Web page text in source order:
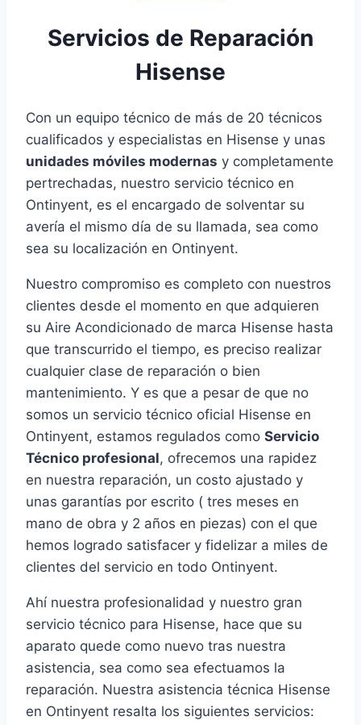
Servicios de Reparación
Hisense
Con un equipo técnico de más de 20 técnicos
cualificados y especialistas en Hisense y unas
unidades móviles modernas y completamente
pertrechadas, nuestro servicio técnico en
Ontinyent, es el encargado de solventar su
avería el mismo día de su llamada, sea como
sea su localización en Ontinyent.
Nuestro compromiso es completo con nuestros
clientes desde el momento en que adquieren
su Aire Acondicionado de marca Hisense hasta
que transcurrido el tiempo, es preciso realizar
cualquier clase de reparación o bien
mantenimiento. Y es que a pesar de que no
somos un servicio técnico oficial Hisense en
Ontinyent, estamos regulados como Servicio
Técnico profesional, ofrecemos una rapidez
en nuestra reparación, un costo ajustado y
unas garantías por escrito ( tres meses en
mano de obra y 2 años en piezas) con el que
hemos logrado satisfacer y fidelizar a miles de
clientes del servicio en todo Ontinyent.
Ahí nuestra profesionalidad y nuestro gran
servicio técnico para Hisense, hace que su
aparato quede como nuevo tras nuestra
asistencia, sea como sea efectuamos la
reparación. Nuestra asistencia técnica Hisense
en Ontinyent resalta los siguientes servicios: